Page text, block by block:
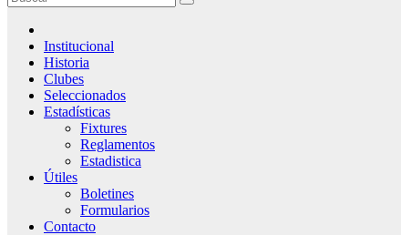
Institucional
Historia
Clubes
Seleccionados
Estadísticas
Fixtures
Reglamentos
Estadistica
Útiles
Boletines
Formularios
Contacto